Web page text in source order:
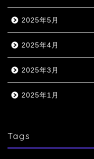
2025年5月
2025年4月
2025年3月
2025年1月
Tags